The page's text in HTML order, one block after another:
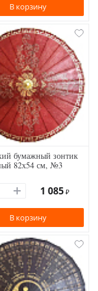
В корзину
бумажный зонтик
82х54 см, №3
1 085 ₽
В корзину